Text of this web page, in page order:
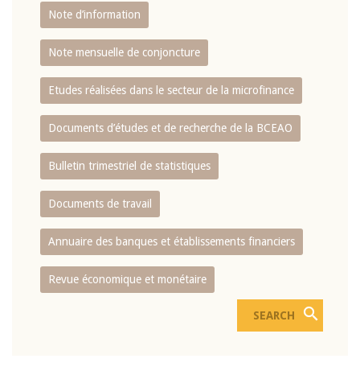
Note d’information
Note mensuelle de conjoncture
Etudes réalisées dans le secteur de la microfinance
Documents d’études et de recherche de la BCEAO
Bulletin trimestriel de statistiques
Documents de travail
Annuaire des banques et établissements financiers
Revue économique et monétaire